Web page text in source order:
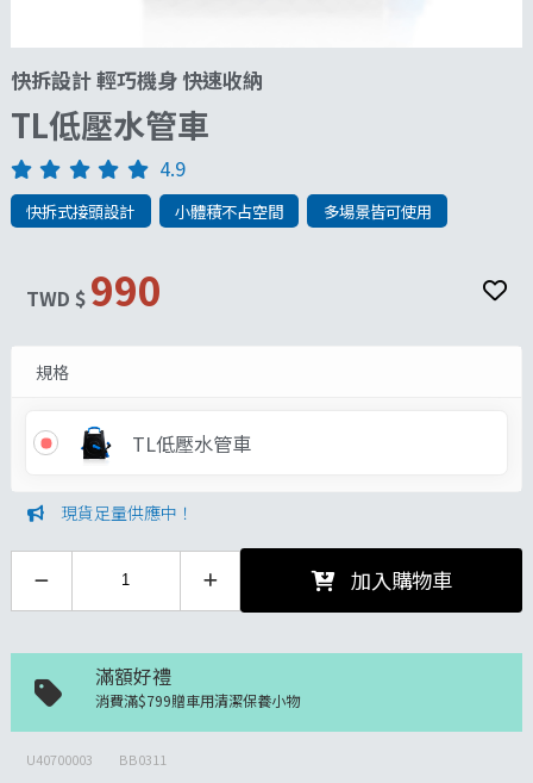
快拆設計 輕巧機身 快速收納
TL低壓水管車
4.9
快拆式接頭設計 小體積不占空間 多場景皆可使用
TWD $ 990
規格
TL低壓水管車
現貨足量供應中！
加入購物車
滿額好禮
消費滿$799贈車用清潔保養小物
U40700003 BB0311